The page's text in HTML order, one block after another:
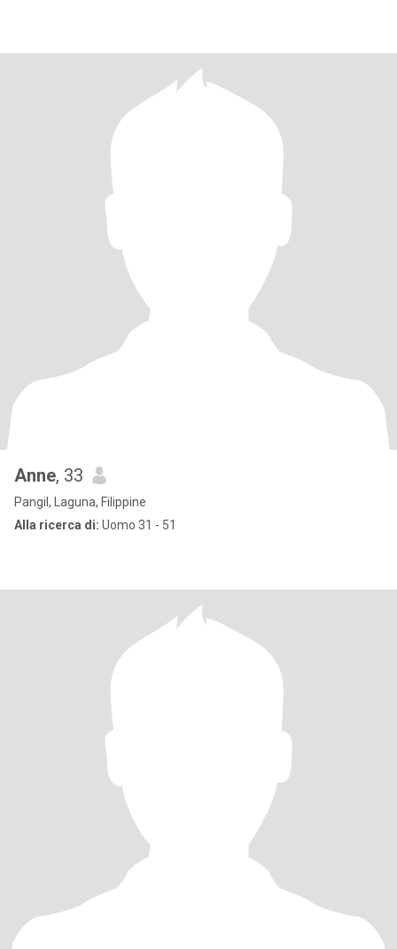
Anne, 33
Pangil, Laguna, Filippine
Alla ricerca di: Uomo 31 - 51